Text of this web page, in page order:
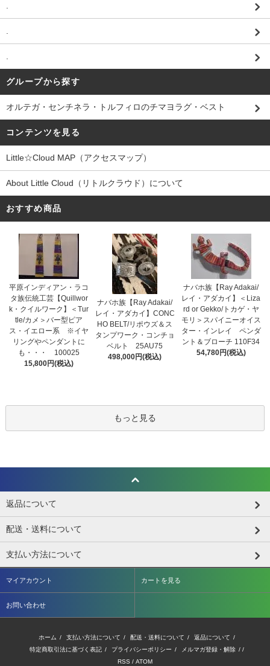
.
.
.
グループから探す
オルテガ・センチネラ・トルフィロのチマヨラグ・ベスト
コンテンツを見る
Little☆Cloud MAP（アクセスマップ）
About Little Cloud（リトルクラウド）について
おすすめ商品
平原インディアン・ラコ
タ族伝統工芸【Quillwor
k・クイルワーク】＜Tur
tle/カメ＞バー型ピア
ス・イエロー系 ※イヤ
リングやペンダントに
も・・・ 100025
15,800円(税込)
ナバホ族【Ray Adakai/
レイ・アダカイ】CONC
HO BELT/リポウズ＆ス
タンプワーク・コンチョ
ベルト 25AU75
498,000円(税込)
ナバホ族【Ray Adakai/
レイ・アダカイ】＜Liza
rd or Gekko/トカゲ・ヤ
モリ＞スパイニーオイス
ター・インレイ ペンダ
ント＆ブローチ 110F34
54,780円(税込)
もっと見る
返品について
配送・送料について
支払い方法について
マイアカウント カートを見る
お問い合わせ
ホーム / 支払い方法について / 配送・送料について / 返品について /
特定商取引法に基づく表記 / プライバシーポリシー / メルマガ登録・解除 / /
RSS / ATOM